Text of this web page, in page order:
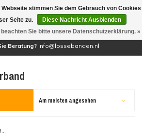
(0)
Beratung? info@lossebanden.nl
Am meisten angesehen
stimmen Sie dem Gebrauch von Cookies
Seite zu.
Diese Nachricht Ausblenden
Sie bitte unsere Datenschutzerklärung. »